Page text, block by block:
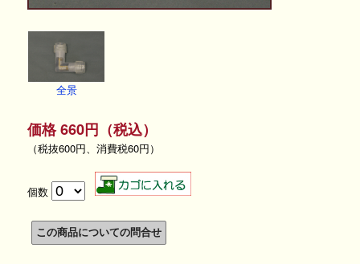
全景
価格 660円（税込）
（税抜600円、消費税60円）
個数